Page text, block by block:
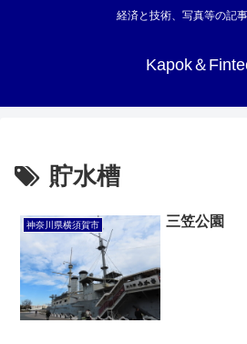
経済と技術、写真等の記
Kapok＆
貯水槽
神奈川県横須賀市 三笠公園